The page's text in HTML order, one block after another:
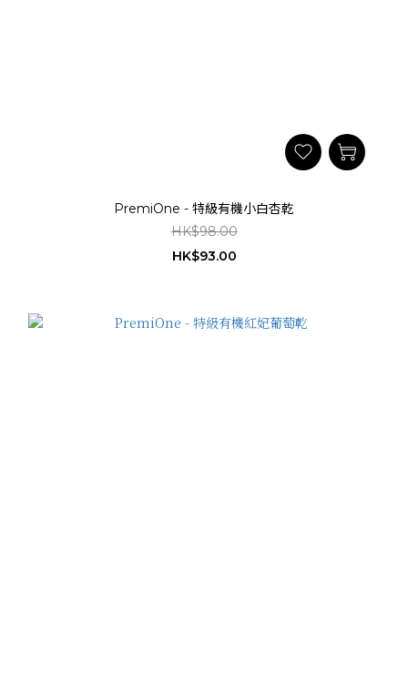
PremiOne - 特級有機小白杏乾
HK$98.00
HK$93.00